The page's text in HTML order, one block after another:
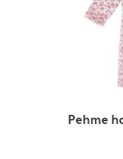
Pehme